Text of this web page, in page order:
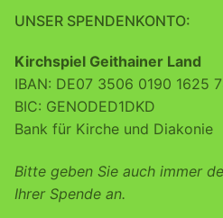
UNSER SPENDENKONTO:
Kirchspiel Geithainer Land
IBAN: DE07 3506 0190 1625
BIC: GENODED1DKD
Bank für Kirche und Diakonie
Bitte geben Sie auch immer
Ihrer Spende an.